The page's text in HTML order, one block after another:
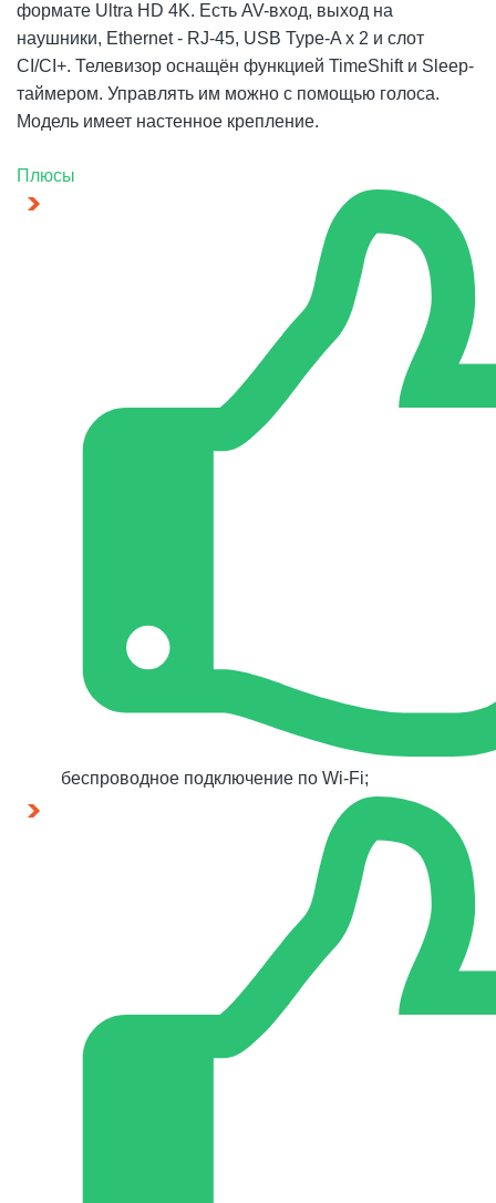
формате Ultra HD 4K. Есть AV-вход, выход на
наушники, Ethernet - RJ-45, USB Type-A x 2 и слот
CI/CI+. Телевизор оснащён функцией TimeShift и Sleep-
таймером. Управлять им можно с помощью голоса.
Модель имеет настенное крепление.
Плюсы
беспроводное подключение по Wi-Fi;